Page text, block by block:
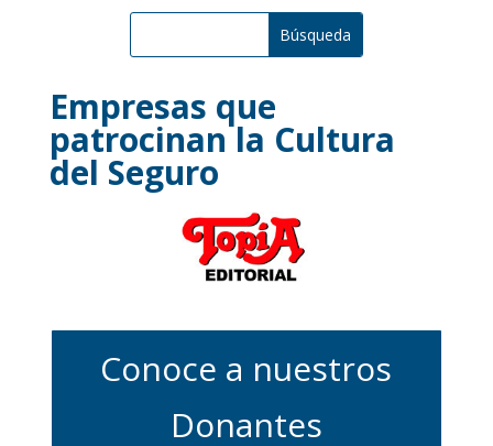
Empresas que
patrocinan la Cultura
del Seguro
Conoce a nuestros
Donantes